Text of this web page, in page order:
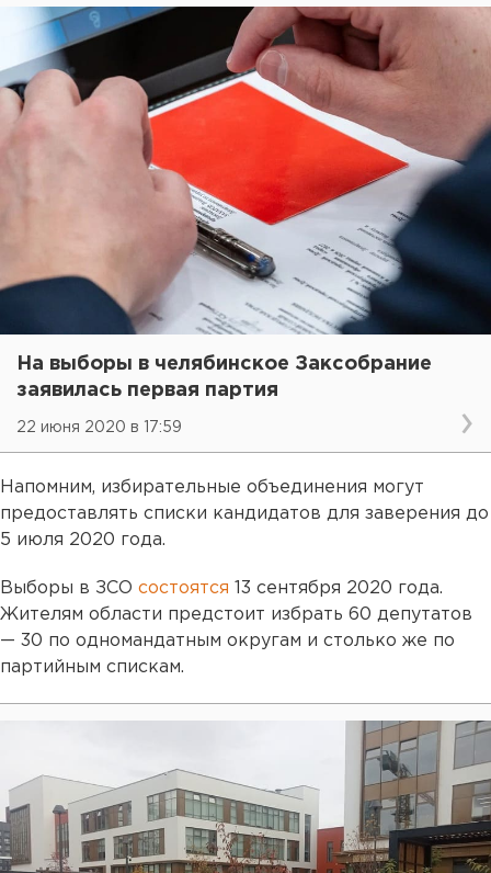
На выборы в челябинское Заксобрание
заявилась первая партия
22 июня 2020 в 17:59
Напомним, избирательные объединения могут
предоставлять списки кандидатов для заверения до
5 июля 2020 года.
Выборы в ЗСО состоятся
13 сентября 2020 года.
Жителям области предстоит избрать 60 депутатов
— 30 по одномандатным округам и столько же по
партийным спискам.